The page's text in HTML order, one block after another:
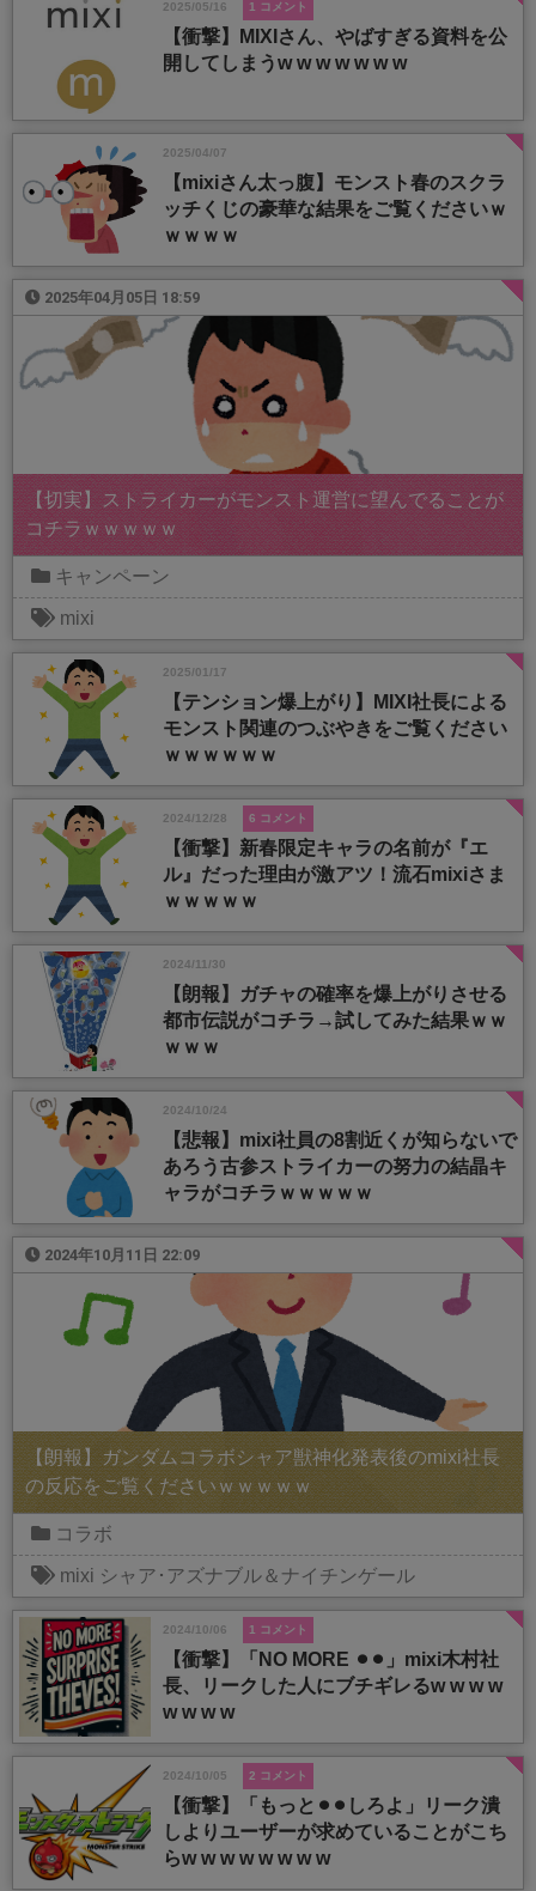
2025/05/16 1 コメント
【衝撃】MIXIさん、やばすぎる資料を公
開してしまうw w w w w w w
2025/04/07
【mixiさん太っ腹】モンスト春のスクラ
ッチくじの豪華な結果をご覧くださいｗ
ｗｗｗｗ
2025年04月05日 18:59
【切実】ストライカーがモンスト運営に望んでることが
コチラｗｗｗｗｗ
キャンペーン
mixi
2025/01/17
【テンション爆上がり】MIXI社長による
モンスト関連のつぶやきをご覧ください
ｗｗｗｗｗｗ
2024/12/28 6 コメント
【衝撃】新春限定キャラの名前が『エ
ル』だった理由が激アツ！流石mixiさま
ｗｗｗｗｗ
2024/11/30
【朗報】ガチャの確率を爆上がりさせる
都市伝説がコチラ→試してみた結果ｗｗ
ｗｗｗ
2024/10/24
【悲報】mixi社員の8割近くが知らないで
あろう古参ストライカーの努力の結晶キ
ャラがコチラｗｗｗｗｗ
2024年10月11日 22:09
【朗報】ガンダムコラボシャア獣神化発表後のmixi社長
の反応をご覧くださいｗｗｗｗｗ
コラボ
mixi シャア･アズナブル＆ナイチンゲール
2024/10/06 1 コメント
【衝撃】「NO MORE ⚫︎⚫︎」mixi木村社
長、リークした人にブチギレるw w w w
w w w w
2024/10/05 2 コメント
【衝撃】「もっと⚫︎⚫︎しろよ」リーク潰
しよりユーザーが求めていることがこち
らw w w w w w w w